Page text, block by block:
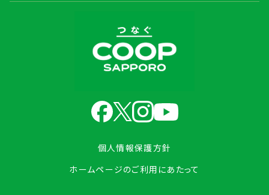
個人情報保護方針
ホームページのご利用にあたって